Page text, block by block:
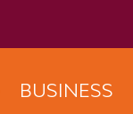
BUSINESS